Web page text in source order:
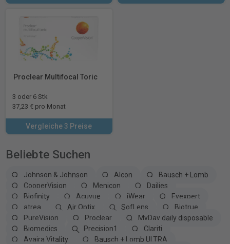
Proclear Multifocal Toric
3 oder 6 Stk
37,23 € pro Monat
Vergleiche 3 Preise
Beliebte Suchen
Johnson & Johnson Alcon
Bausch + Lomb
CooperVision
Menicon
Dailies
Biofinity
Acuvue iWear
Eyexpert
atrea
Air Optix SofLens
Biotrue
PureVision
Proclear
MyDay daily disposable
Biomedics
Precision1
Clariti
Avaira Vitality
Bausch + Lomb ULTRA